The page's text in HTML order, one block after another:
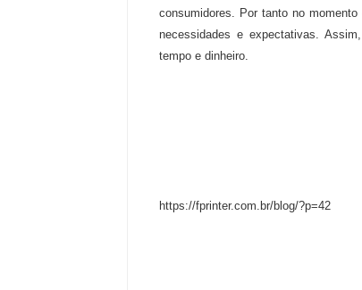
consumidores. Por tanto no
necessidades e expectativas.
tempo e dinheiro.
https://fprinter.com.br/blog/?p=42